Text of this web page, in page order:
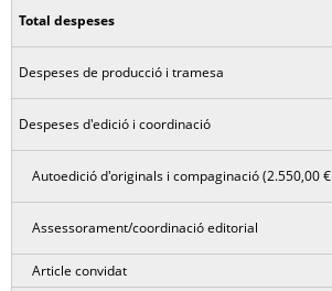
Total despeses
Despeses de producció i tramesa
Despeses d'edició i coordinació
Autoedició d'originals i compaginació (2.550,00
Assessorament/coordinació editorial
Article convidat